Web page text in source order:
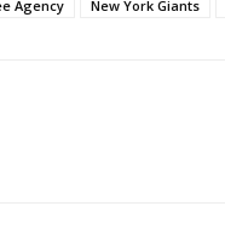
Agency New York Giants